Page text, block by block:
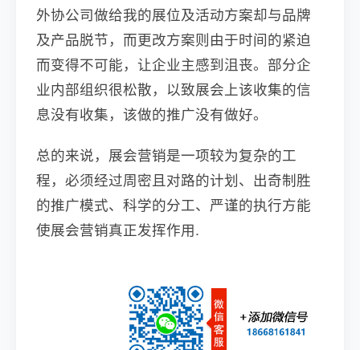
外协公司做给我的展位及活动方案却与品牌
及产品脱节，而更改方案则由于时间的紧迫
而变得不可能，让企业主感到沮丧。部分企
业内部组织很松散，以致展会上该收集的信
息没有收集，该做的推广没有做好。
总的来说，展会营销是一项较为复杂的工
程，必须经过周密且对路的计划、出奇制胜
的推广模式、科学的分工、严谨的执行方能
使展会营销真正发挥作用.